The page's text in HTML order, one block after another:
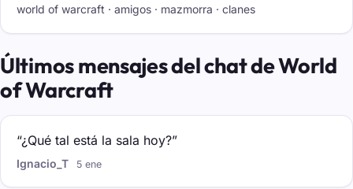
world of warcraft · amigos · mazmorra · clanes
Últimos mensajes del chat de World
of Warcraft
“¿Qué tal está la sala hoy?”
Ignacio_T 5 ene